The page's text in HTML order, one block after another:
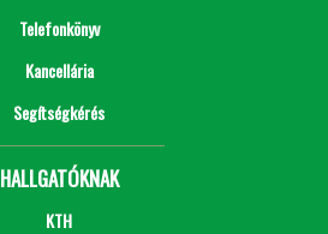
Telefonkönyv
Kancellária
Segítségkérés
HALLGATÓKNAK
KTH